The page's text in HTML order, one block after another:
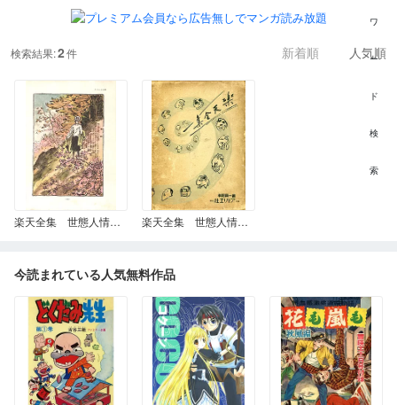
検索結果:2件 新着順 人気順
楽天全集 世態人情風俗漫画集 (2) 楽天全集 世態人情風俗漫画集 (1)
今読まれている人気無料作品